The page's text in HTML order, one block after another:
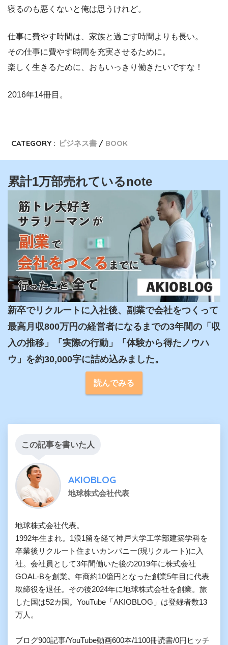
寝るのも悪くないと俺は思うけれど。
仕事に費やす時間は、家族と過ごす時間よりも長い。
その仕事に費やす時間を充実させるために。
楽しく生きるために、おもいっきり働きたいですな！
2016年14冊目。
CATEGORY : ビジネス書 BOOK
累計1万部売れているnote
新卒でリクルートに入社後、副業で会社をつくって
最高月収800万円の経営者になるまでの3年間の「収
入の推移」「実際の行動」「体験から得たノウハ
ウ」を約30,000字に詰め込みました。
読んでみる
この記事を書いた人
AKIOBLOG
地球株式会社代表
地球株式会社代表。
1992年生まれ。1浪1留を経て神戸大学工学部建築学科を
卒業後リクルート住まいカンパニー(現リクルート)に入
社。会社員として3年間働いた後の2019年に株式会社
GOAL-Bを創業。年商約10億円となった創業5年目に代表
取締役を退任。その後2024年に地球株式会社を創業。旅
した国は52カ国。YouTube「AKIOBLOG」は登録者数13
万人。
ブログ900記事/YouTube動画600本/1100冊読書/0円ヒッチ